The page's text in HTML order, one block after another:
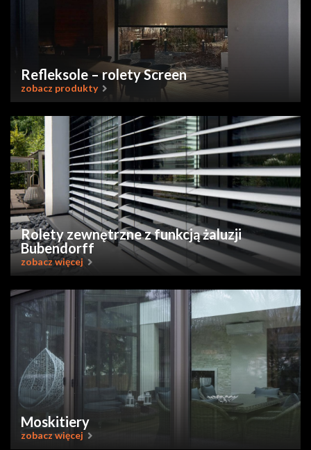
Refleksole – rolety Screen
zobacz produkty
Rolety zewnętrzne z funkcją żaluzji
Bubendorff
zobacz więcej
Moskitiery
zobacz więcej